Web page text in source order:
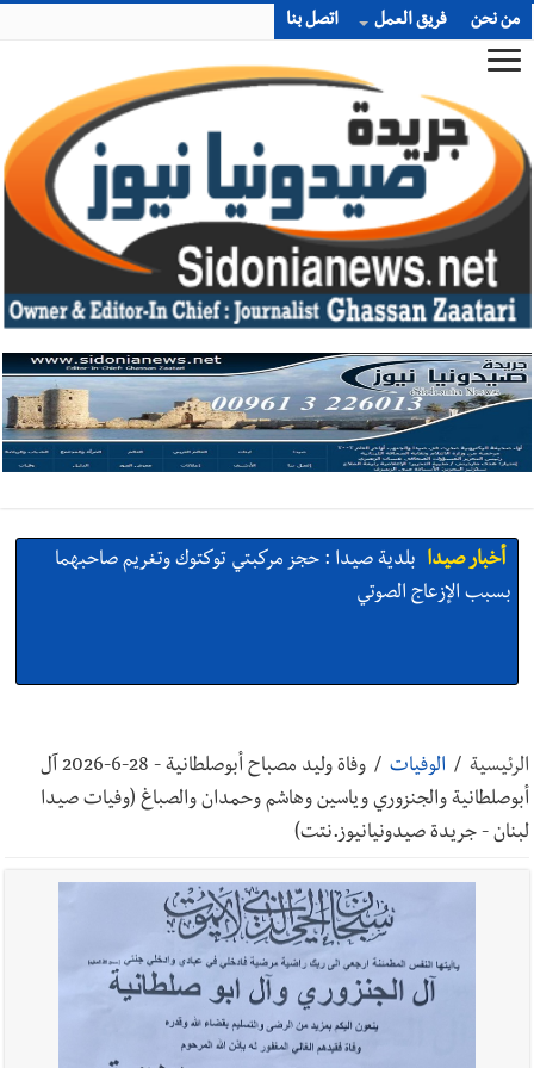
من نحن فريق العمل اتصل بنا
أخبار صيدا بلدية صيدا : حجز مركبتي توكتوك وتغريم صاحبهما
بسبب الإزعاج الصوتي
القدرات -صيدا
التشاوري الأول للمرصد الحضري
أخبار صيدا بالصور : بلدية صيدا تستقبل السيد محمد زيدان:
استعراض شامل لمشاريع وتأكيدٌ على حماية القيمة التراثية للمدينة
الرئيسية / الوفيات /
وفاة وليد مصباح أبوصلطانية - 28-6-2026 آل
أبوصلطانية والجنزوري وياسين وهاشم وحمدان والصباغ (وفيات صيدا
لبنان - جريدة صيدونيانيوز.نتت)